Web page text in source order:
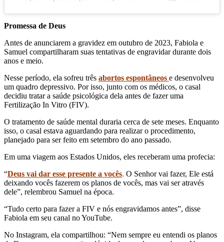
Promessa de Deus
Antes de anunciarem a gravidez em outubro de 2023, Fabiola e
Samuel compartilharam suas tentativas de engravidar durante dois
anos e meio.
Nesse período, ela sofreu três abortos espontâneos e desenvolveu
um quadro depressivo. Por isso, junto com os médicos, o casal
decidiu tratar a saúde psicológica dela antes de fazer uma
Fertilização In Vitro (FIV).
O tratamento de saúde mental duraria cerca de sete meses. Enquanto
isso, o casal estava aguardando para realizar o procedimento,
planejado para ser feito em setembro do ano passado.
Em uma viagem aos Estados Unidos, eles receberam uma profecia:
“Deus vai dar esse presente a vocês. O Senhor vai fazer, Ele está
deixando vocês fazerem os planos de vocês, mas vai ser através
dele”, relembrou Samuel na época.
“Tudo certo para fazer a FIV e nós engravidamos antes”, disse
Fabiola em seu canal no YouTube.
No Instagram, ela compartilhou: “Nem sempre eu entendi os planos